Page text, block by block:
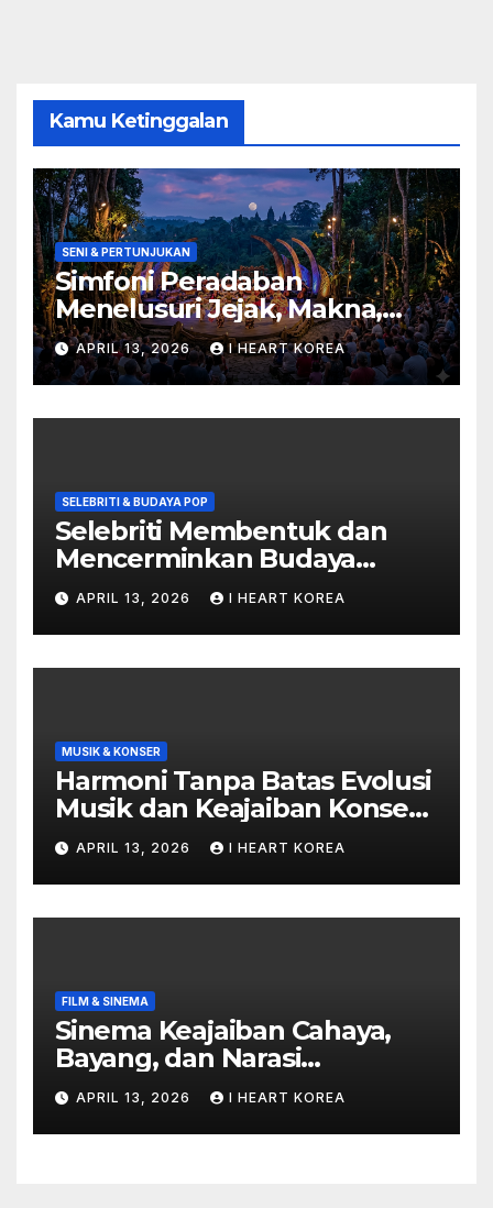
Kamu Ketinggalan
SENI & PERTUNJUKAN
Simfoni Peradaban
Menelusuri Jejak, Makna,
dan Masa Depan Seni
Pertunjukan
APRIL 13, 2026 I HEART KOREA
SELEBRITI & BUDAYA POP
Selebriti Membentuk dan
Mencerminkan Budaya
Populer di Era Digital
APRIL 13, 2026 I HEART KOREA
MUSIK & KONSER
Harmoni Tanpa Batas Evolusi
Musik dan Keajaiban Konser
di Era Digital
APRIL 13, 2026 I HEART KOREA
FILM & SINEMA
Sinema Keajaiban Cahaya,
Bayang, dan Narasi
Kemanusiaan
APRIL 13, 2026 I HEART KOREA